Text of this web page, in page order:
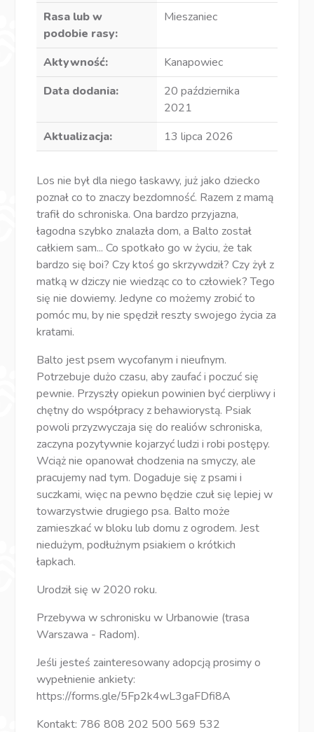
Rasa lub w
podobie rasy:
Mieszaniec
Aktywność:
Kanapowiec
Data dodania:
20 października
2021
Aktualizacja:
13 lipca 2026
Los nie był dla niego łaskawy, już jako dziecko
poznał co to znaczy bezdomność. Razem z mamą
trafił do schroniska. Ona bardzo przyjazna,
łagodna szybko znalazła dom, a Balto został
całkiem sam... Co spotkało go w życiu, że tak
bardzo się boi? Czy ktoś go skrzywdził? Czy żył z
matką w dziczy nie wiedząc co to człowiek? Tego
się nie dowiemy. Jedyne co możemy zrobić to
pomóc mu, by nie spędził reszty swojego życia za
kratami.
Balto jest psem wycofanym i nieufnym.
Potrzebuje dużo czasu, aby zaufać i poczuć się
pewnie. Przyszły opiekun powinien być cierpliwy i
chętny do współpracy z behawiorystą. Psiak
powoli przyzwyczaja się do realiów schroniska,
zaczyna pozytywnie kojarzyć ludzi i robi postępy.
Wciąż nie opanował chodzenia na smyczy, ale
pracujemy nad tym. Dogaduje się z psami i
suczkami, więc na pewno będzie czuł się lepiej w
towarzystwie drugiego psa. Balto może
zamieszkać w bloku lub domu z ogrodem. Jest
niedużym, podłużnym psiakiem o krótkich
łapkach.
Urodził się w 2020 roku.
Przebywa w schronisku w Urbanowie (trasa
Warszawa - Radom).
Jeśli jesteś zainteresowany adopcją prosimy o
wypełnienie ankiety:
https://forms.gle/5Fp2k4wL3gaFDfi8A
Kontakt: 786 808 202 500 569 532